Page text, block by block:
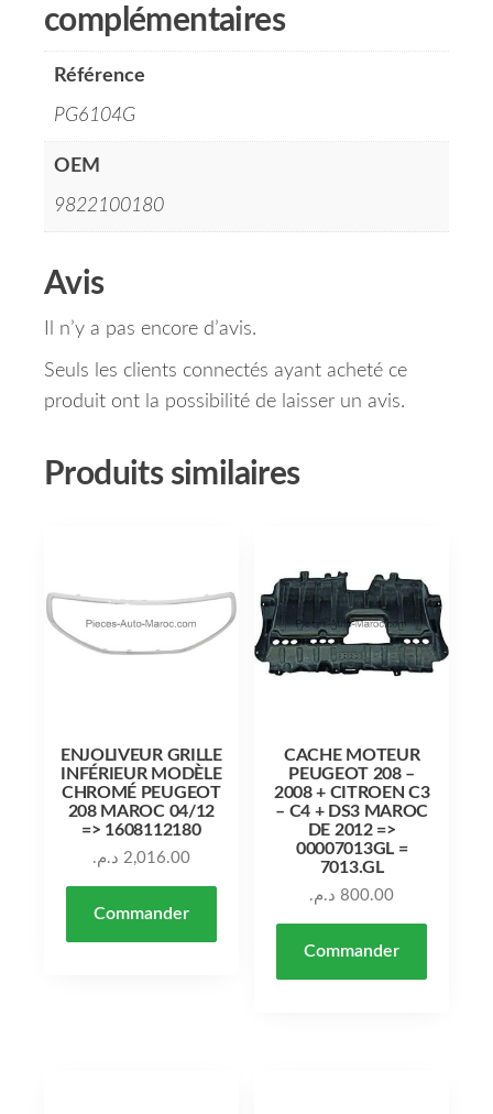
complémentaires
Référence
PG6104G
OEM
9822100180
Avis
Il n’y a pas encore d’avis.
Seuls les clients connectés ayant acheté ce
produit ont la possibilité de laisser un avis.
Produits similaires
ENJOLIVEUR GRILLE
INFÉRIEUR MODÈLE
CHROMÉ PEUGEOT
208 MAROC 04/12
=> 1608112180
2,016.00 د.م.
Commander
CACHE MOTEUR
PEUGEOT 208 –
2008 + CITROEN C3
– C4 + DS3 MAROC
DE 2012 =>
00007013GL =
7013.GL
800.00 د.م.
Commander